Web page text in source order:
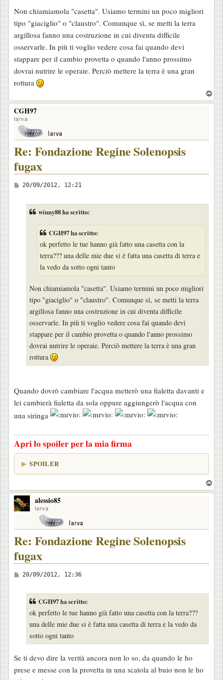
i
o
Non chiamiamola "casetta". Usiamo termini un poco migliori
tipo "giaciglio" o "claustro". Comunque sì, se metti la terra
argillosa fanno una costruzione in cui diventa difficile
osservarle. In più ti voglio vedere cosa fai quando devi
stappare per il cambio provetta o quando l'anno prossimo
dovrai nutrire le operaie. Perciò mettere la terra è una gran
rottura
o
CGH97
larva
Re: Fondazione Regine Solenopsis
fugax
M
20/09/2012, 12:21
winny88 ha scritto:
CGH97 ha scritto:
ok perfetto le tue hanno già fatto una casetta con la
terra??? una delle mie due si è fatta una casetta di terra e
la vedo da sotto ogni tanto
Non chiamiamola "casetta". Usiamo termini un poco migliori
tipo "giaciglio" o "claustro". Comunque sì, se metti la terra
argillosa fanno una costruzione in cui diventa difficile
osservarle. In più ti voglio vedere cosa fai quando devi
stappare per il cambio provetta o quando l'anno prossimo
dovrai nutrire le operaie. Perciò mettere la terra è una gran
rottura
Quando dovrò cambiare l'acqua metterò una fialetta davanti e
lei cambierà fialetta da sola oppure aggiungerò l'acqua con
una siringa
Apri lo spoiler per la mia firma
SPOILER
o
alessio85
larva
Re: Fondazione Regine Solenopsis
fugax
M
i
o
20/09/2012, 12:36
CGH97 ha scritto:
ok perfetto le tue hanno già fatto una casetta con la terra???
una delle mie due si è fatta una casetta di terra e la vedo da
sotto ogni tanto
Se ti devo dire la verità ancora non lo so, da quando le ho
prese e messe con la provetta in una scatola al buio non le ho